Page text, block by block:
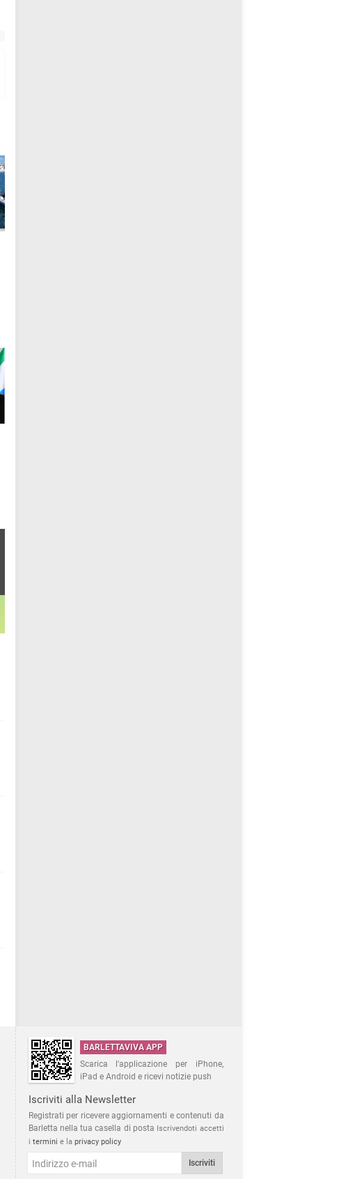
BARLETTAVIVA APP
Scarica l'applicazione per iPhone,
iPad e Android e ricevi notizie push
Iscriviti alla Newsletter
Registrati per ricevere aggiornamenti e contenuti da
Barletta nella tua casella di posta Iscrivendoti accetti
i termini e la privacy policy
Iscriviti